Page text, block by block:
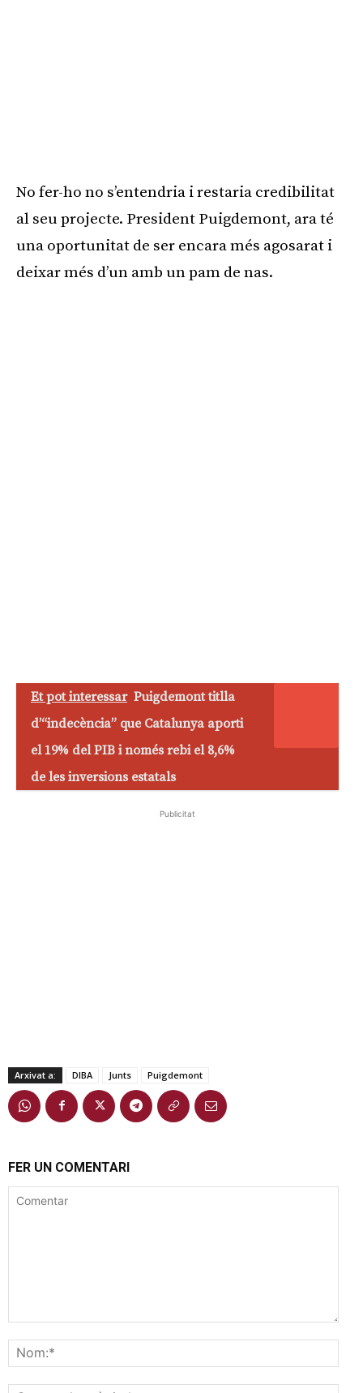
No fer-ho no s’entendria i restaria credibilitat
al seu projecte. President Puigdemont, ara té
una oportunitat de ser encara més agosarat i
deixar més d’un amb un pam de nas.
Et pot interessar Puigdemont titlla
d’“indecència” que Catalunya aporti
el 19% del PIB i només rebi el 8,6%
de les inversions estatals
Publicitat
Arxivat a: DIBA Junts Puigdemont
FER UN COMENTARI